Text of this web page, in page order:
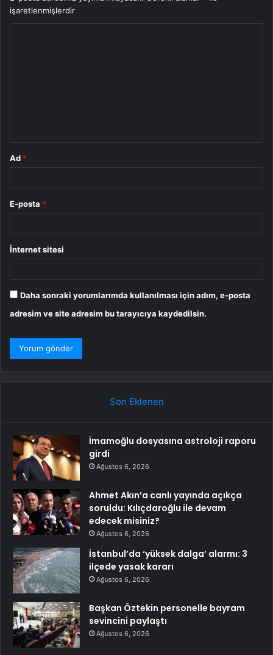
işaretlenmişlerdir
Ad *
E-posta *
İnternet sitesi
Daha sonraki yorumlarımda kullanılması için adım, e-posta
adresim ve site adresim bu tarayıcıya kaydedilsin.
Son Eklenen
İmamoğlu dosyasına astroloji raporu
girdi
Ağustos 6, 2026
Ahmet Akın’a canlı yayında açıkça
soruldu: Kılıçdaroğlu ile devam
edecek misiniz?
Ağustos 6, 2026
İstanbul’da ‘yüksek dalga’ alarmı: 3
ilçede yasak kararı
Ağustos 6, 2026
Başkan Öztekin personelle bayram
sevincini paylaştı
Ağustos 6, 2026